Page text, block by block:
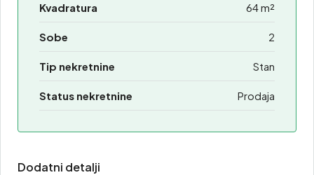
Kvadratura 64 m²
Sobe 2
Tip nekretnine Stan
Status nekretnine Prodaja
Dodatni detalji